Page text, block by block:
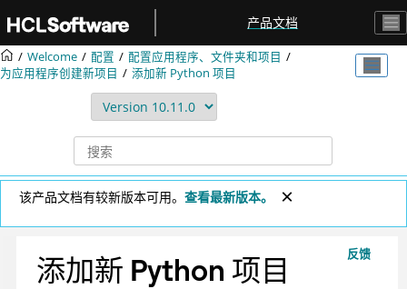
产品文档
Welcome 配置
配置应用程序、文件夹和项目
为应用程序创建新项目
添加新 Python 项目
该产品文档有较新版本可用。 查看最新版本。
反馈
添加新 Python 项目